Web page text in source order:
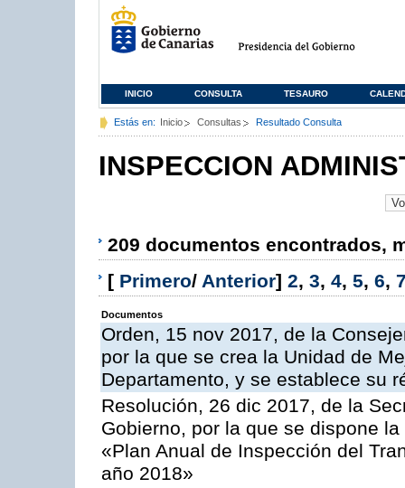
INICIO CONSULTA TESAURO
Estás en: Inicio Consultas Resultado Consulta
INSPECCION
209 documentos encontrados,
[ Primero/ Anterior] 2, 3, 4, 5, 6,
Documentos
Orden, 15 nov 2017, de la
por la que se crea la Unidad de
Departamento, y se establece su
Resolución, 26 dic 2017, de la
Gobierno, por la que se dispone
«Plan Anual de Inspección del
año 2018»